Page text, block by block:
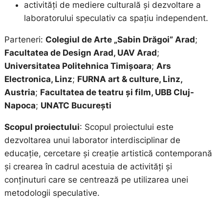
activități de mediere culturală și dezvoltare a
laboratorului speculativ ca spațiu independent.
Parteneri: Colegiul de Arte „Sabin Drăgoi” Arad;
Facultatea de Design Arad, UAV Arad;
Universitatea Politehnica Timișoara; Ars
Electronica, Linz; FURNA art & culture, Linz,
Austria; Facultatea de teatru și film, UBB Cluj-
Napoca; UNATC București
Scopul proiectului: Scopul proiectului este
dezvoltarea unui laborator interdisciplinar de
educație, cercetare și creație artistică contemporană
și crearea în cadrul acestuia de activități și
conținuturi care se centrează pe utilizarea unei
metodologii speculative.